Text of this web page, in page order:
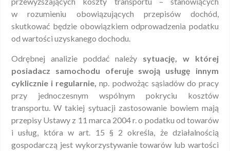
w rozumieniu obowiązujących przepisów dochód,
skutkować będzie obowiązkiem odprowadzenia podatku
od wartości uzyskanego dochodu.
Odrębnej analizie poddać należy sytuację, w której
posiadacz samochodu oferuje swoją usługę innym
cyklicznie i regularnie, np. podwożąc sąsiadów do pracy
przy jednoczesnym wspólnym pokryciu kosztów
transportu. W takiej sytuacji zastosowanie bowiem mają
przepisy Ustawy z 11 marca 2004 r. o podatku od towarów
i usług, która w art. 15 § 2 określa, że działalnością
gospodarczą jest wykorzystywanie towarów lub wartości